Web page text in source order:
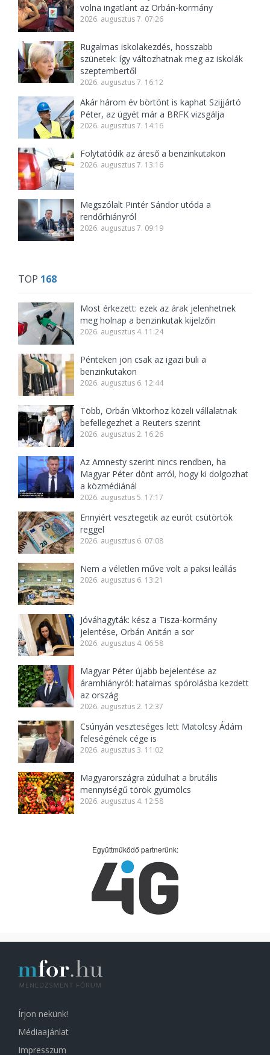
volna ingatlant az Orbán-kormány
2026. augusztus 7. 07:26
Rugalmas iskolakezdés, hosszabb
szünetek: így változhatnak meg az iskolák
szeptembertől
2026. augusztus 7. 16:12
Akár három év börtönt is kaphat Szijjártó
Péter, az ügyét már a BRFK vizsgálja
2026. augusztus 7. 14:16
Folytatódik az áreső a benzinkutakon
2026. augusztus 7. 13:16
Megszólalt Pintér Sándor utóda a
rendőrhiányról
2026. augusztus 7. 09:19
TOP 168
Most érkezett: ezek az árak jelenhetnek
meg holnap a benzinkutak kijelzőin
2026. augusztus 4. 11:24
Pénteken jön csak az igazi buli a
benzinkutakon
2026. augusztus 6. 12:44
Több, Orbán Viktorhoz közeli vállalatnak
befellegezhet a Reuters szerint
2026. augusztus 2. 16:26
Az Amnesty szerint nincs rendben, ha
Magyar Péter dönt arról, hogy ki dolgozhat
a közmédiánál
2026. augusztus 5. 17:17
Ennyiért vesztegetik az eurót csütörtök
reggel
2026. augusztus 6. 07:08
Nem a véletlen műve volt a paksi leállás
2026. augusztus 6. 13:21
Jóváhagyták: kész a Tisza-kormány
jelentése, Orbán Anitán a sor
2026. augusztus 4. 06:58
Magyar Péter újabb bejelentése az
áramhiányról: hatalmas spórolásba kezdett
az ország
2026. augusztus 2. 12:37
Csúnyán veszteséges lett Matolcsy Ádám
feleségének cége is
2026. augusztus 3. 11:02
Magyarországra zúdulhat a brutális
mennyiségű török gyümölcs
2026. augusztus 4. 12:58
Együttműködő partnerünk:
Írjon nekünk!
Médiaajánlat
Impresszum